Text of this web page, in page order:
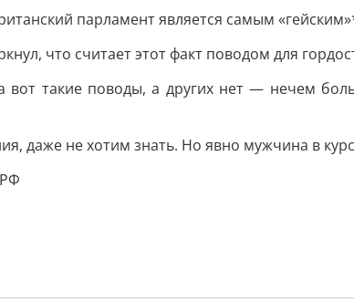
парламент является самым
что считает этот факт поводом для
такие поводы, а других нет — нечем
даже не хотим знать. Но явно мужчина в